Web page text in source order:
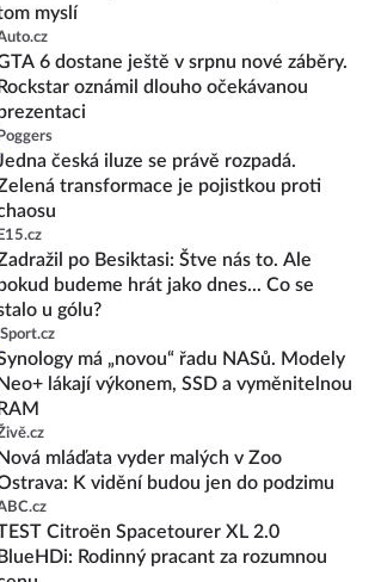
myslí
6 dostane ještě v srpnu nové záběry.
Rockstar oznámil dlouho očekávanou
Poggers
česká iluze se právě rozpadá.
transformace je pojistkou proti
E15.cz
po Besiktasi: Štve nás to. Ale
budeme hrát jako dnes... Co se
u gólu?
má „novou“ řadu NASů. Modely
Neo+ lákají výkonem, SSD a vyměnitelnou
RAM
Nová mláďata vyder malých v Zoo
K vidění budou jen do podzimu
Citroën Spacetourer XL 2.0
BlueHDi: Rodinný pracant za rozumnou